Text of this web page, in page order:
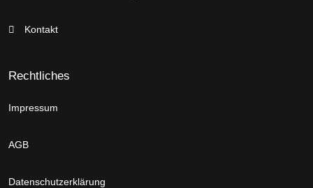
Kontakt
Rechtliches
Impressum
AGB
Datenschutzerklärung